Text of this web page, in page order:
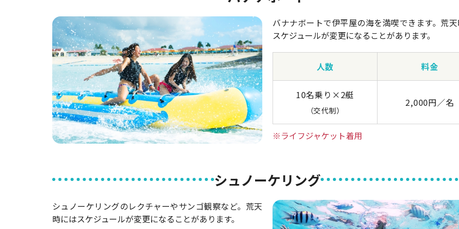
バナナボートで伊平屋の海を満喫できます。荒
スケジュールが変更になることがあります。
人数 料金
10名乗り×2艇
（交代制）
2,000円／名
※ライフジャケット着用
シュノーケリング
シュノーケリングのレクチャーやサンゴ観察など。荒天
時にはスケジュールが変更になることがあります。